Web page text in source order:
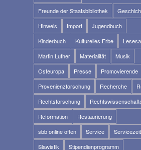
Freunde der Staatsbibliothek
Hinweis
Import
Jugendbuch
Kinderbuch
Kulturelles Erbe
Martin Luther
Materialität
Musik
Osteuropa
Presse
Promovierende
Provenienzforschung
Recherche
Rechtsforschung
Reformation
Restaurierung
sbb online offen
Service
Slawistik
Stipendienprogramm